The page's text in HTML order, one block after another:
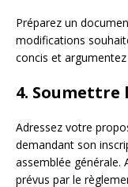
Préparez un
modifications
concis et
4. Soumettre
Adressez votre
demandant son
assemblée générale.
prévus par le